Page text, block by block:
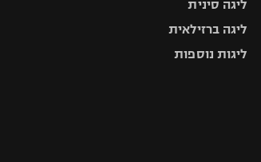
ליגה סינית
ליגה ברזילאית
ליגות נוספות